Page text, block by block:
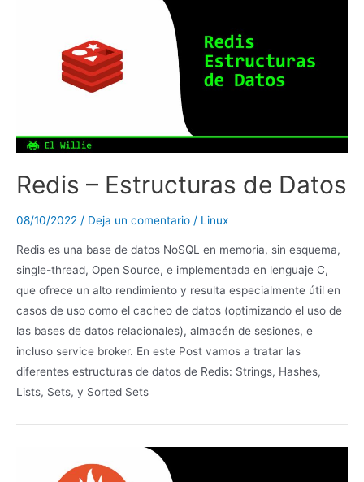
Redis – Estructuras de Datos
08/10/2022 / Deja un comentario / Linux
Redis es una base de datos NoSQL en memoria, sin esquema,
single-thread, Open Source, e implementada en lenguaje C,
que ofrece un alto rendimiento y resulta especialmente útil en
casos de uso como el cacheo de datos (optimizando el uso de
las bases de datos relacionales), almacén de sesiones, e
incluso service broker. En este Post vamos a tratar las
diferentes estructuras de datos de Redis: Strings, Hashes,
Lists, Sets, y Sorted Sets